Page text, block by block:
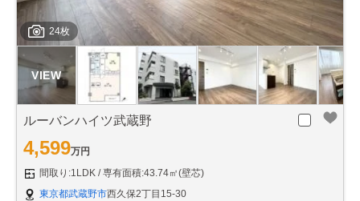
24枚
ルーバンハイツ武蔵野
4,599万円
間取り:1LDK
専有面積:43.74㎡(壁芯)
東京都武蔵野市西久保2丁目15-30